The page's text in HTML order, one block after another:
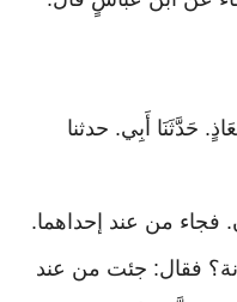
حَدَّثَنَا أَبِي. حدثنا
فجاء من عند إحداهما.
فقال: جئت من عند